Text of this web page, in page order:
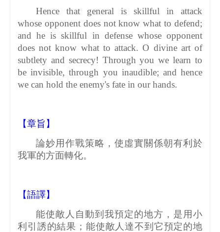
Hence that general is skillful in attack
whose opponent does not know what to defend;
and he is skillful in defense whose opponent
does not know what to attack. O divine art of
subtlety and secrecy! Through you we learn to
be invisible, through you inaudible; and hence
we can hold the enemy's fate in our hands.
【章旨】
論妙用作戰策略，使虛實關係朝有利於
我軍的方面轉化。
【語譯】
能使敵人自動到我預定的地方，是用小
利引誘的結果；能使敵人達不到它預定的地